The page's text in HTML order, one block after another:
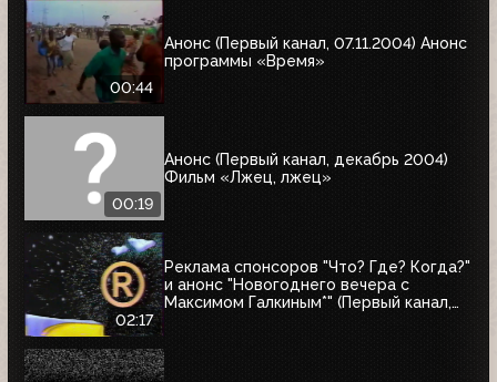
00:44
Анонс (Первый канал, 07.11.2004) Анонс
программы «Время»
00:19
Анонс (Первый канал, декабрь 2004)
Фильм «Лжец, лжец»
02:17
Реклама спонсоров "Что? Где? Когда?"
и анонс "Новогоднего вечера с
Максимом Галкиным*" (Первый канал,